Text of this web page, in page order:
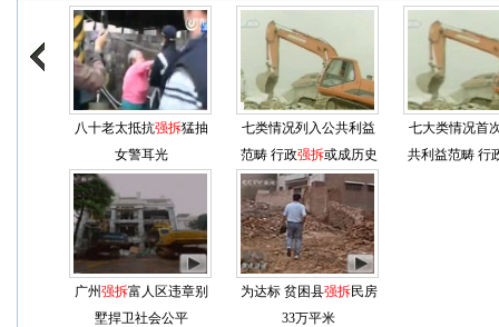
八十老太抵抗强拆猛抽
女警耳光
七类情况列入公共利益
范畴 行政强拆或成历史
七大类情况首
共利益范畴 行
广州强拆富人区违章别
墅捍卫社会公平
为达标 贫困县强拆民房
33万平米